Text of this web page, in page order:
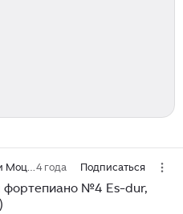
4 года Подписаться
№4 Es-dur,